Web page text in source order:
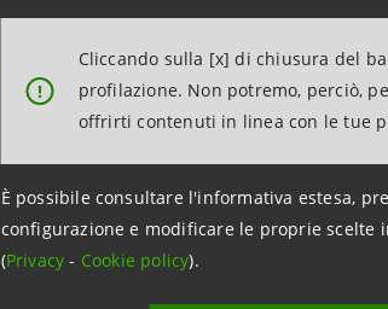
!
Cliccando sulla [x] di chiusura del
profilazione. Non potremo, perciò,
offrirti contenuti in linea con le tue
È possibile consultare l'informativa estesa,
configurazione e modificare le proprie scelte
(Privacy- Cookie policy).
Leasint
Mediocredito Italiano
Mediofactoring
Setefi